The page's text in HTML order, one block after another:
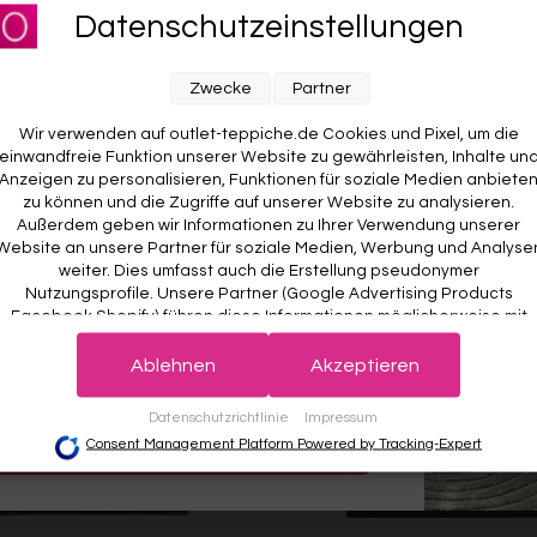
anzeigen
Ab €119,00
Datenschutzeinstellungen
Wir verwenden auf outlet-teppiche.de Cookies und Pixel, um die
einwandfreie Funktion unserer Website zu gewährleisten, Inhalte und
Anzeigen zu personalisieren, Funktionen für soziale Medien anbieten
zu können und die Zugriffe auf unserer Website zu analysieren.
Außerdem geben wir Informationen zu Ihrer Verwendung unserer
an unsere Partner für soziale Medien, Werbung und
weiter. Dies umfasst auch die Erstellung pseudonymer
Nutzungsprofile. Unsere Partner (Google Advertising Products
Facebook Shopify) führen diese Informationen möglicherweise mit
weiteren Daten zusammen, die Sie ihnen bereitgestellt haben (bspw.
anhand eines persönlichen Accounts) oder welche sie im Rahmen
können Sie jederzeit widerrufen, indem Sie auf den Datenschutz-
Button links unten klicken und dort die entsprechenden Anpassungen
vornehmen.
Datenschutzrichtlinie Impressum
Zwecke Partner
Ablehnen Akzeptieren
Consent Management Platform Powered by Tracking-Expert
AUF DEINE
BESTELLUNG! 😍
Deine Daten werden sicher gespeichert und gemäß unserer
Der Willkommensrabatt ist nur einmal pro Kunde gültig – auch bei
Anmeldung wird kein weiterer Code vergeben.
JETZT ANMELDEN